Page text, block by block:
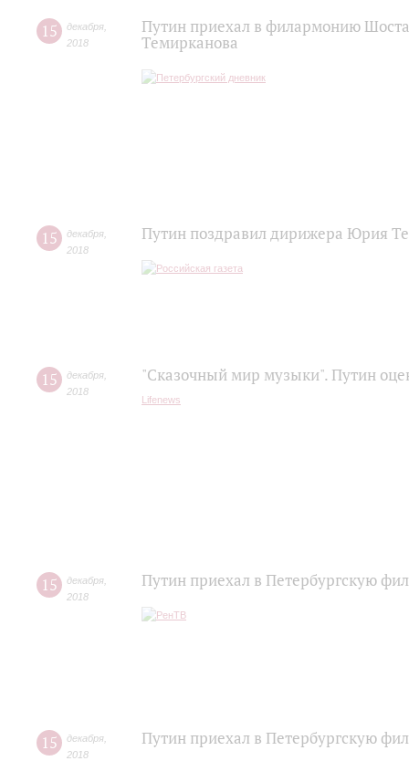
15 декабря
2018
Путин приехал в филармонию
Темирканова
15 декабря
2018
Путин поздравил дирижера Юрия
15 декабря
2018
"Сказочный мир музыки". Путин
Lifenews
15 декабря
2018
Путин приехал в Петербургскую
15 декабря
2018
Путин приехал в Петербургскую